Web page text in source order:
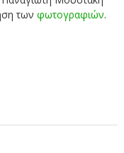
των φωτογραφιών.